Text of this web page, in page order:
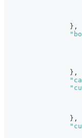
} ,
} ,
} ,